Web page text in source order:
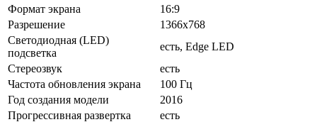
Формат экрана
16:9
Разрешение
1366x768
Светодиодная (LED)
подсветка
есть, Edge LED
Стереозвук
есть
Частота обновления экрана
100 Гц
Год создания модели
2016
Прогрессивная развертка
есть